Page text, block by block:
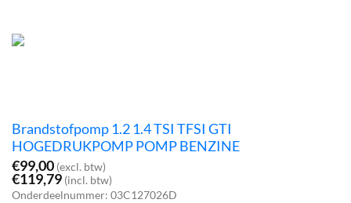
Brandstofpomp 1.2 1.4 TSI TFSI GTI
HOGEDRUKPOMP POMP BENZINE
€99,00 (excl. btw)
€119,79 (incl. btw)
Onderdeelnummer: 03C127026D